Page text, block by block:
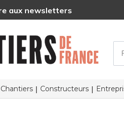
aux newsletters
Chantiers Constructeurs